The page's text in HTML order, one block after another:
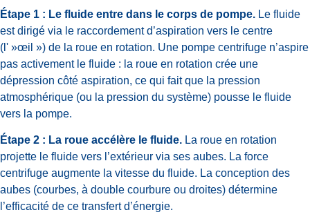
Étape 1 : Le fluide entre dans le corps de pompe. Le fluide
est dirigé via le raccordement d’aspiration vers le centre
(l' »œil ») de la roue en rotation. Une pompe centrifuge n’aspire
pas activement le fluide : la roue en rotation crée une
dépression côté aspiration, ce qui fait que la pression
atmosphérique (ou la pression du système) pousse le fluide
vers la pompe.
Étape 2 : La roue accélère le fluide. La roue en rotation
projette le fluide vers l’extérieur via ses aubes. La force
centrifuge augmente la vitesse du fluide. La conception des
aubes (courbes, à double courbure ou droites) détermine
l’efficacité de ce transfert d’énergie.